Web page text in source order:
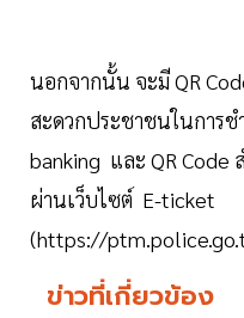
นอกจากนั้น จะมี QR
สะดวกประชาชนในการ
banking และ QR Code
ผ่านเว็บไซต์ E-ticket
(https://
ข่าวที่เกี่ยวข้อง